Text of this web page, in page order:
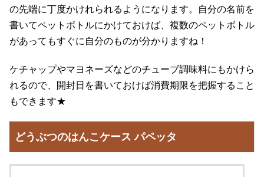
の先端に丁度かけれられるようになります。自分の名前を
書いてペットボトルにかけておけば、複数のペットボトル
があってもすぐに自分のものが分かりますね！
ケチャップやマヨネーズなどのチューブ調味料にもかけら
れるので、開封日を書いておけば消費期限を把握すること
もできます★
どうぶつのはんこケース パペッタ